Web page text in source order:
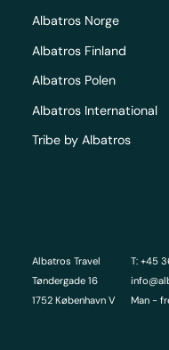
Albatros Travel
Tøndergade 16
1752 København V
T: +45
Man -
Albatros Norge
Albatros Finland
Albatros Polen
Albatros International
Tribe by Albatros